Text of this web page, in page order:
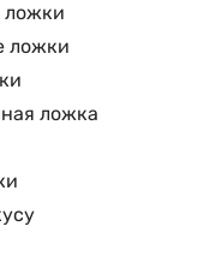
ложки
ложки
ложка